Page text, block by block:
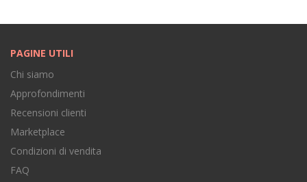
PAGINE UTILI
Chi siamo
Approfondimenti
Recensioni clienti
Marketplace
Condizioni di vendita
FAQ